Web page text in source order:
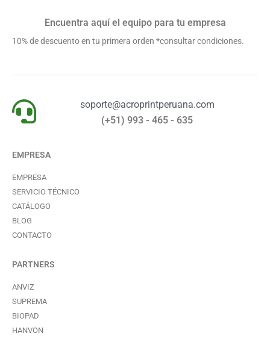
Encuentra aquí el equipo para tu empresa
10% de descuento en tu primera orden *consultar condiciones.
soporte@acroprintperuana.com
(+51) 993 - 465 - 635
EMPRESA
EMPRESA
SERVICIO TÉCNICO
CATÁLOGO
BLOG
CONTACTO
PARTNERS
ANVIZ
SUPREMA
BIOPAD
HANVON